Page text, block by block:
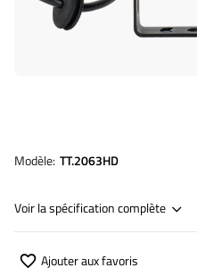
Modèle TT.2063HD
Voir la spécification complète
Ajouter aux favoris